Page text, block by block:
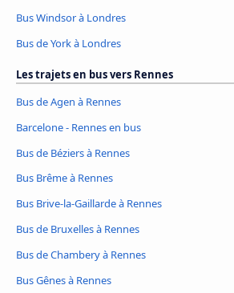
Bus Windsor à Londres
Bus de York à Londres
Les trajets en bus vers Rennes
Bus de Agen à Rennes
Barcelone - Rennes en bus
Bus de Béziers à Rennes
Bus Brême à Rennes
Bus Brive-la-Gaillarde à Rennes
Bus de Bruxelles à Rennes
Bus de Chambery à Rennes
Bus Gênes à Rennes